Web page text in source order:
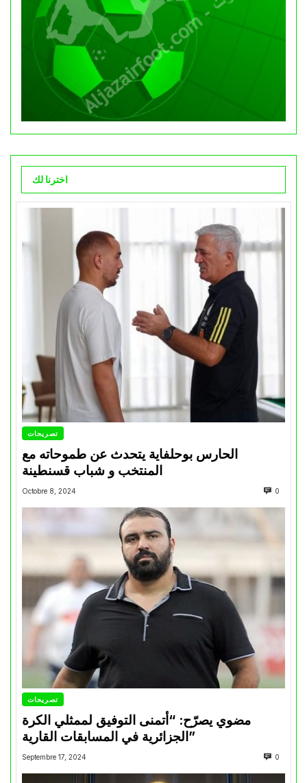
اخترنا لك
تصريحات
الحارس بوحلفاية يتحدث عن طموحاته مع
المنتخب و شباب قسنطينة
Octobre 8, 2024 0
تصريحات
مضوي يصرّح: “أتمنى التوفيق لممثلي الكرة
الجزائرية في المسابقات القارية”
Septembre 17, 2024 0